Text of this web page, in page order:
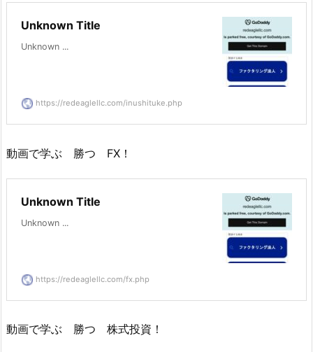
Unknown Title
Unknown ...
https://redeaglellc.com/inushituke.php
動画で学ぶ 勝つ FX！
Unknown Title
Unknown ...
https://redeaglellc.com/fx.php
動画で学ぶ 勝つ 株式投資！